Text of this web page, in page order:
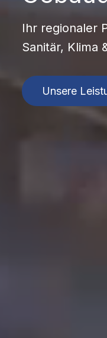
Ihr regionaler
Sanitär, Klima
Unsere